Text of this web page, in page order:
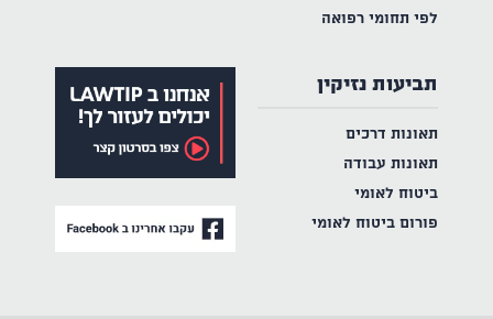
לפי תחומי רפואה
תביעות נזיקין
תאונות דרכים
תאונות עבודה
ביטוח לאומי
פורום ביטוח לאומי